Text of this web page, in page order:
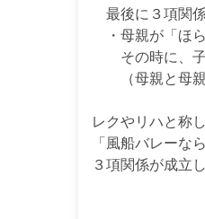
最後に３項関係
・母親が「ほ
その時に、子
（母親と母親
レクやリハと称
「風船バレーな
３項関係が成立